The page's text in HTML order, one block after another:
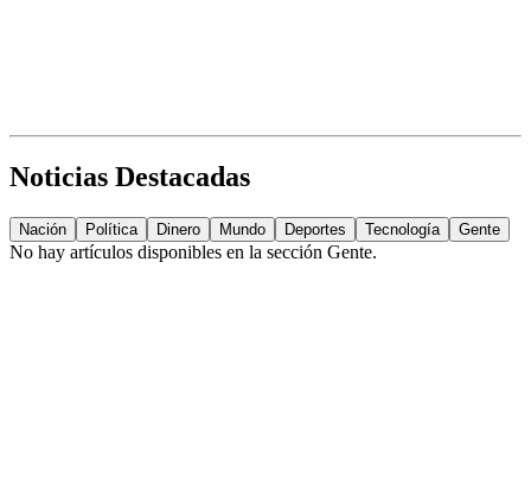
Noticias Destacadas
Nación Política Dinero Mundo Deportes Tecnología Gente
No hay artículos disponibles en la sección Gente.